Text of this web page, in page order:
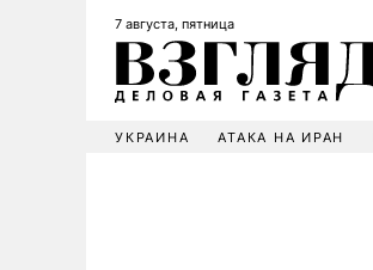
7 августа, пятница
УКРАИНА АТАКА НА ИРАН